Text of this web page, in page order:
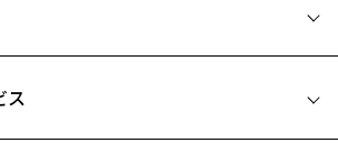
お気に入り
横幅：18mm
ンズの合計料金を知りたい方へ
ス